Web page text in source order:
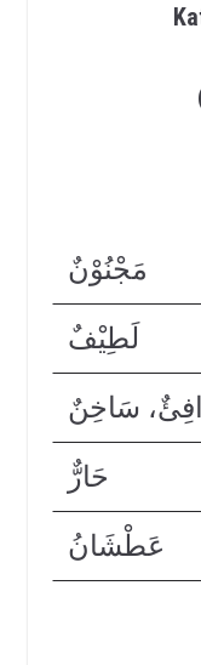
مَجْنُوْنٌ
لَطِيْفٌ
سَاخِنٌ
حَارٌّ
عَطْشَانُ